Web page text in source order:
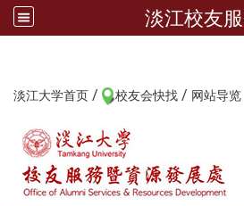
淡江校友
淡江大学首页 / 校友会快找 / 网站导览